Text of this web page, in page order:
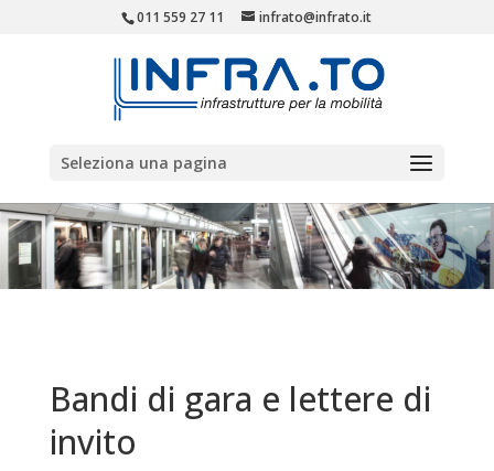
011 559 27 11 infrato@infrato.it
Seleziona una pagina
Bandi di gara e lettere di
invito